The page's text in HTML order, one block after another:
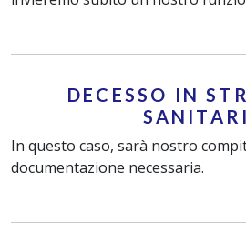
DECESSO IN
In questo caso, sarà nostro
documentazione necessaria.